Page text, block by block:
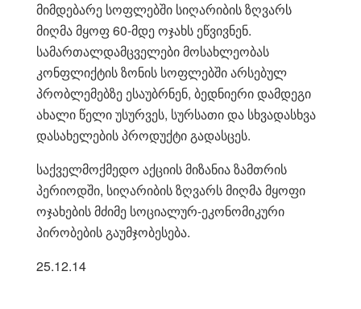
მიმდებარე სოფლებში სიღარიბის ზღვარს
მიღმა მყოფ 60-მდე ოჯახს ეწვივნენ.
სამართალდამცველები მოსახლეობას
კონფლიქტის ზონის სოფლებში არსებულ
პრობლემებზე ესაუბრნენ, ბედნიერი დამდეგი
ახალი წელი უსურვეს, სურსათი და სხვადასხვა
დასახელების პროდუქტი გადასცეს.
საქველმოქმედო აქციის მიზანია ზამთრის
პერიოდში, სიღარიბის ზღვარს მიღმა მყოფი
ოჯახების მძიმე სოციალურ-ეკონომიკური
პირობების გაუმჯობესება.
25.12.14